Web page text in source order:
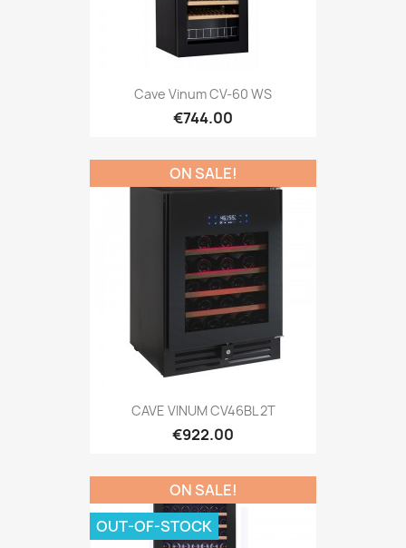
Cave Vinum CV-60 WS
€744.00
CAVE VINUM CV46BL 2T
€922.00
ON SALE!
ON SALE!
OUT-OF-STOCK